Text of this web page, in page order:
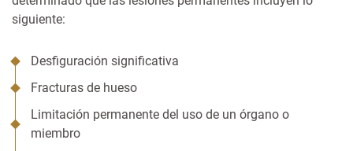
siguiente:
Desfiguración significativa
Fracturas de hueso
Limitación permanente del uso de un órgano o
miembro